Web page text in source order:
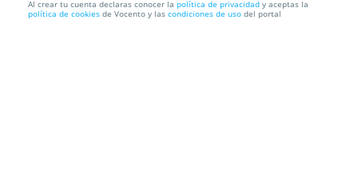
Colgante estrella de cristales de Swarovski
Al crear tu cuenta declaras conocer la política de privacidad y aceptas la
política de cookies de Vocento y las condiciones de uso del portal